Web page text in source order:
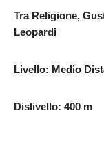
Tra Religione,
Leopardi
Livello: Medio
Dislivello: 400 m